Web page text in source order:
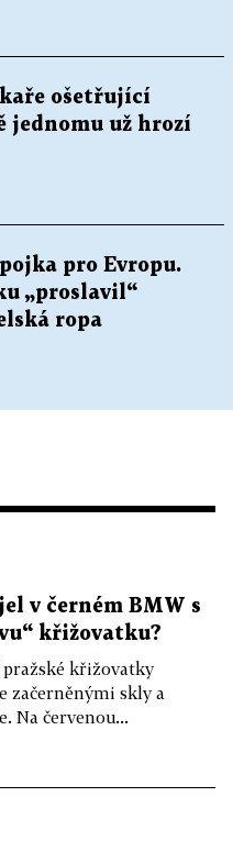
ošetřující
jednomu už hrozí
pro Evropu.
„proslavil“
ropa
v černém BMW s
křižovatku?
pražské křižovatky
začerněnými skly a
Na červenou...